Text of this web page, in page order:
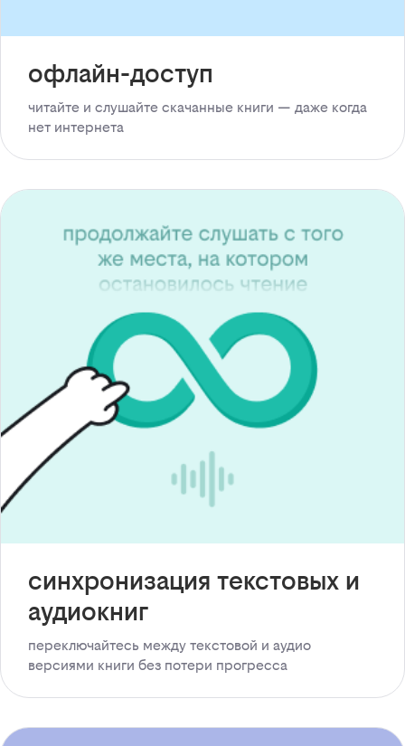
офлайн-доступ
читайте и слушайте скачанные книги — даже когда
нет интернета
синхронизация текстовых и
аудиокниг
переключайтесь между текстовой и аудио
версиями книги без потери прогресса